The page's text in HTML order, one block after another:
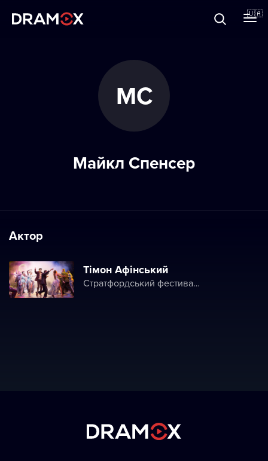
🇺🇦
Зареєструватися
МС
Майкл Спенсер
Актор
Тімон Афінський
Стратфордський фестиваль